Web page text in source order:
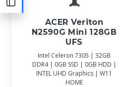
ACER Veriton
N2590G Mini 128GB
UFS
Intel Celeron 7305 | 32GB
DDR4 | 0GB SSD | 0GB HDD |
INTEL UHD Graphics | W11
HOME